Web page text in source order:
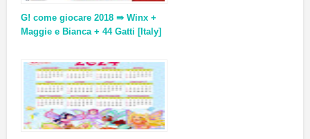
G! come giocare 2018 ⇛ Winx +
Maggie e Bianca + 44 Gatti [Italy]